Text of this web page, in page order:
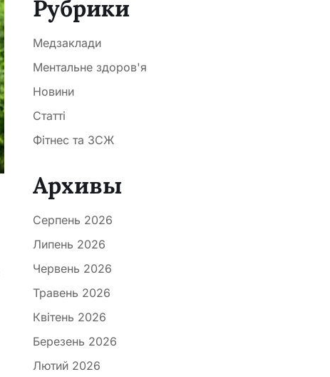
Рубрики
Медзаклади
Ментальне здоров'я
Новини
Статті
Фітнес та ЗСЖ
Архивы
Серпень 2026
Липень 2026
Червень 2026
Травень 2026
Квітень 2026
Березень 2026
Лютий 2026